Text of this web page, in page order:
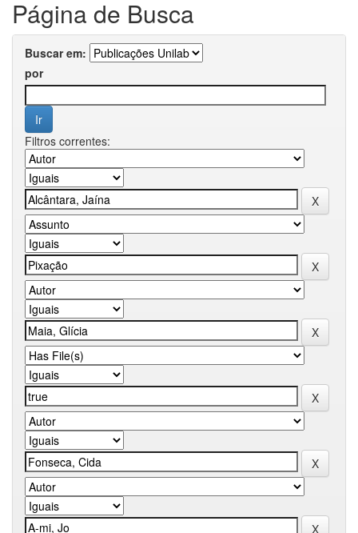
Página de Busca
Buscar em:
por
Filtros correntes: